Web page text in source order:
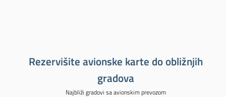
Rezervišite avionske karte do obližnjih
gradova
Najbliži gradovi sa avionskim prevozom